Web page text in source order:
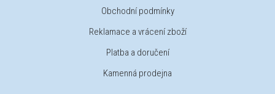
Obchodní podmínky
Reklamace a vrácení zboží
Platba a doručení
Kamenná prodejna